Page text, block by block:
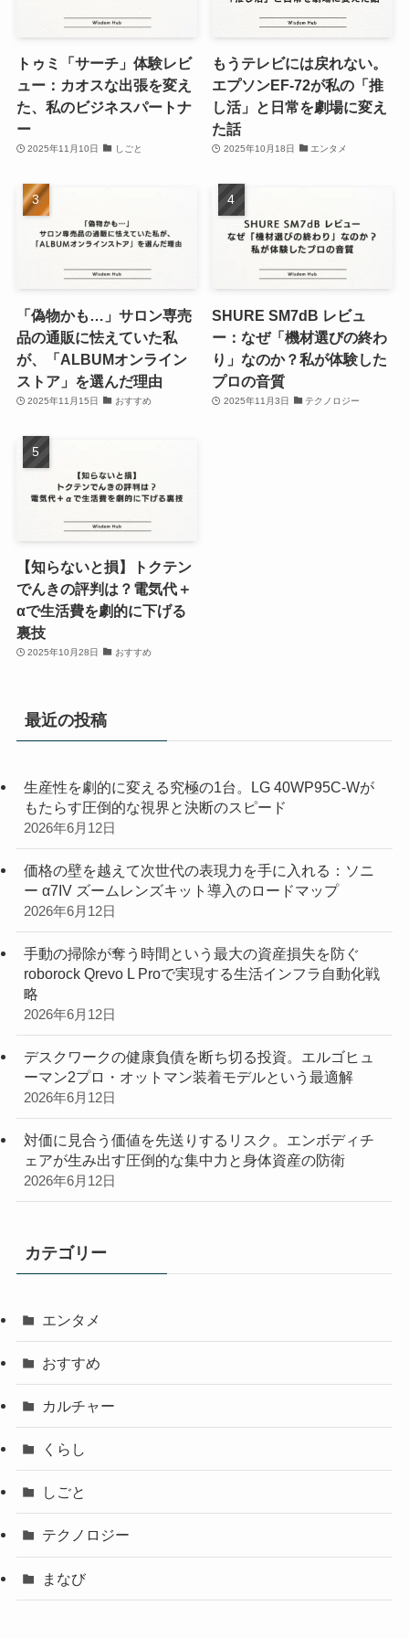
トゥミ「サーチ」体験レビ
ュー：カオスな出張を変え
た、私のビジネスパートナ
ー
2025年11月10日 しごと
もうテレビには戻れない。
エプソンEF-72が私の「推
し活」と日常を劇場に変え
た話
2025年10月18日 エンタメ
「偽物かも…」サロン専売
品の通販に怯えていた私
が、「ALBUMオンライン
ストア」を選んだ理由
2025年11月15日 おすすめ
SHURE SM7dB レビュ
ー：なぜ「機材選びの終わ
り」なのか？私が体験した
プロの音質
2025年11月3日 テクノロジー
【知らないと損】トクテン
でんきの評判は？電気代＋
αで生活費を劇的に下げる
裏技
2025年10月28日 おすすめ
最近の投稿
生産性を劇的に変える究極の1台。LG 40WP95C-Wが
もたらす圧倒的な視界と決断のスピード
2026年6月12日
価格の壁を越えて次世代の表現力を手に入れる：ソニ
ー α7IV ズームレンズキット導入のロードマップ
2026年6月12日
手動の掃除が奪う時間という最大の資産損失を防ぐ
roborock Qrevo L Proで実現する生活インフラ自動化戦
略
2026年6月12日
デスクワークの健康負債を断ち切る投資。エルゴヒュ
ーマン2プロ・オットマン装着モデルという最適解
2026年6月12日
対価に見合う価値を先送りするリスク。エンボディチ
ェアが生み出す圧倒的な集中力と身体資産の防衛
2026年6月12日
カテゴリー
エンタメ
おすすめ
カルチャー
くらし
しごと
テクノロジー
まなび